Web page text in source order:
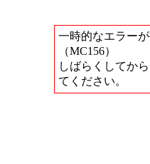
一時的なエラー
（MC156）
しばらくしてか
てください。